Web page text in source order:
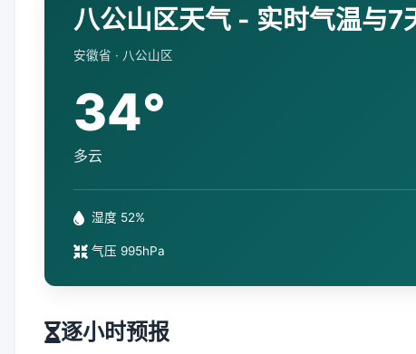
八公山区天气 - 实时气温与7
安徽省 · 八公山区
34°
多云
湿度 52%
气压 995hPa
逐小时预报